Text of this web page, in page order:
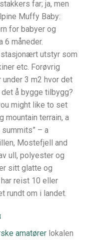
far; ja, men
Muffy Baby:
for babyer og
6 måneder.
utstyr som
etc. Forøvrig
3 m2 hvor det
å bygge tilbygg?
might like to set
mountain terrain, a
– a
Mostefjell and
ull, polyester og
sitt glatte og
reist 10 eller
rundt om i landet.
amatører lokalen